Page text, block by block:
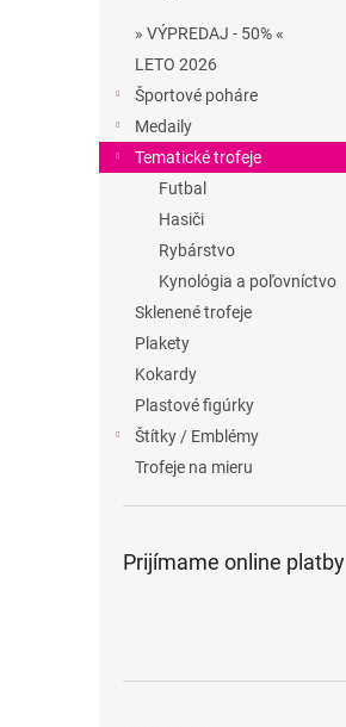
» VÝPREDAJ - 50% «
LETO 2026
Športové poháre
Medaily
Tematické trofeje
Futbal
Hasiči
Rybárstvo
Kynológia a poľovníctvo
Sklenené trofeje
Plakety
Kokardy
Plastové figúrky
Štítky / Emblémy
Trofeje na mieru
Prijímame online platby